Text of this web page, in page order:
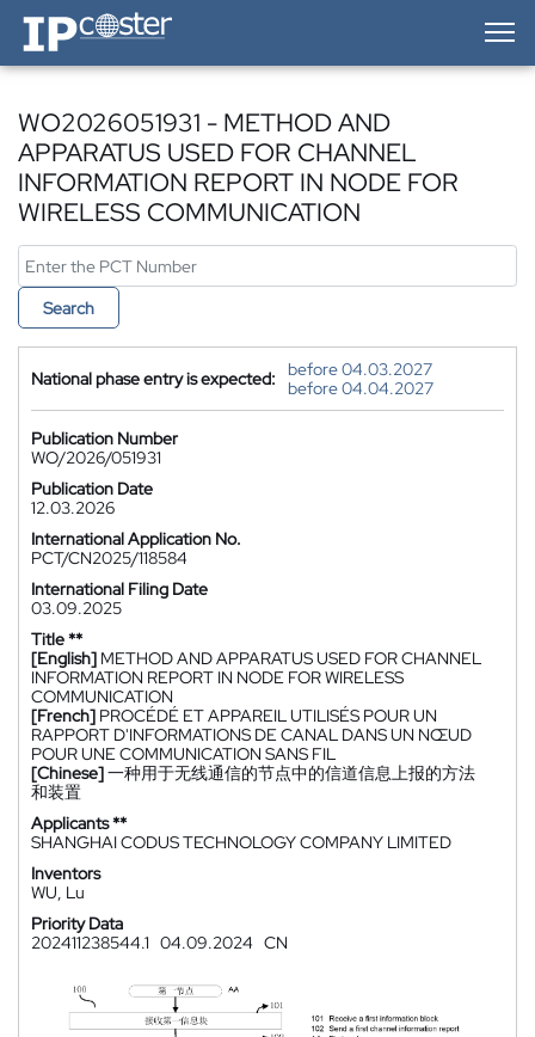
IP-Coster — Home
WO2026051931 - METHOD AND
APPARATUS USED FOR CHANNEL
INFORMATION REPORT IN NODE FOR
WIRELESS COMMUNICATION
Search
National phase entry is expected:
before 04.03.2027
before 04.04.2027
Publication Number
WO/2026/051931
Publication Date
12.03.2026
International Application No.
PCT/CN2025/118584
International Filing Date
03.09.2025
Title **
[English] METHOD AND APPARATUS USED FOR CHANNEL
INFORMATION REPORT IN NODE FOR WIRELESS
COMMUNICATION
[French] PROCÉDÉ ET APPAREIL UTILISÉS POUR UN
RAPPORT D'INFORMATIONS DE CANAL DANS UN NŒUD
POUR UNE COMMUNICATION SANS FIL
[Chinese]一种用于无线通信的节点中的信道信息上报的方法
和装置
Applicants **
SHANGHAI CODUS TECHNOLOGY COMPANY LIMITED
Inventors
WU, Lu
Priority Data
202411238544.1 04.09.2024 CN